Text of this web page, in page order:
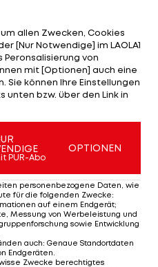
hat, ist nicht
Ritt desMotorrad
durchPeru,
Schwärmen.
zu fassen. Als
das gar nicht
er hunderte Kilometer
Ich glaube, er ist
hat Walkner zu dem
ist. Marcel und
allen Zwecken, Cookies
[Nur Notwendige] im LAOLA1
Peronsalisierung von
mit [Optionen] auch eine
Sie können Ihre Einstellungen
bzw. über den Link in
PUR-Abo
OPTIONEN
personenbezogene Daten, wie
für die folgenden Zwecke:
auf einem Endgerät;
Messung von Werbeleistung und
sowie Entwicklung
auch: Genaue Standortdaten
Endgeräten.
Zwecke berechtigtes